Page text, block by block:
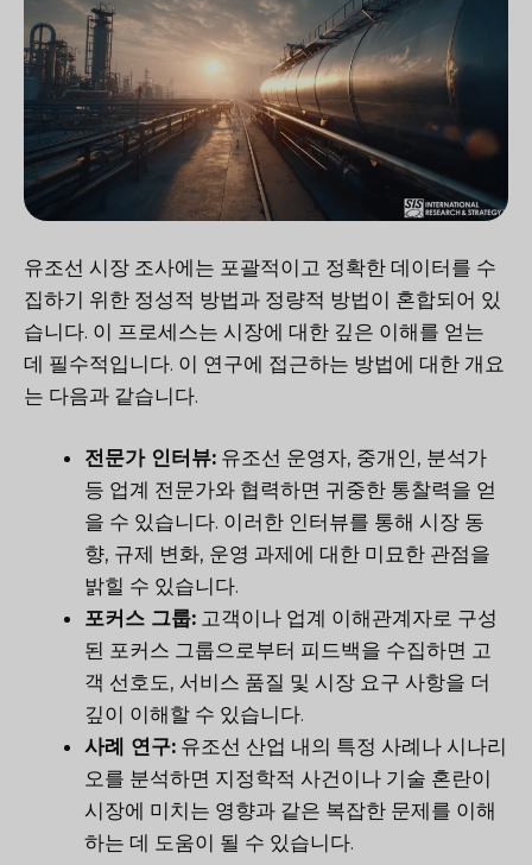
유조선 시장 조사에는 포괄적이고 정확한 데이터를 수
집하기 위한 정성적 방법과 정량적 방법이 혼합되어 있
습니다. 이 프로세스는 시장에 대한 깊은 이해를 얻는
데 필수적입니다. 이 연구에 접근하는 방법에 대한 개요
는 다음과 같습니다.
전문가 인터뷰: 유조선 운영자, 중개인, 분석가
등 업계 전문가와 협력하면 귀중한 통찰력을 얻
을 수 있습니다. 이러한 인터뷰를 통해 시장 동
향, 규제 변화, 운영 과제에 대한 미묘한 관점을
밝힐 수 있습니다.
포커스 그룹: 고객이나 업계 이해관계자로 구성
된 포커스 그룹으로부터 피드백을 수집하면 고
객 선호도, 서비스 품질 및 시장 요구 사항을 더
깊이 이해할 수 있습니다.
사례 연구: 유조선 산업 내의 특정 사례나 시나리
오를 분석하면 지정학적 사건이나 기술 혼란이
시장에 미치는 영향과 같은 복잡한 문제를 이해
하는 데 도움이 될 수 있습니다.